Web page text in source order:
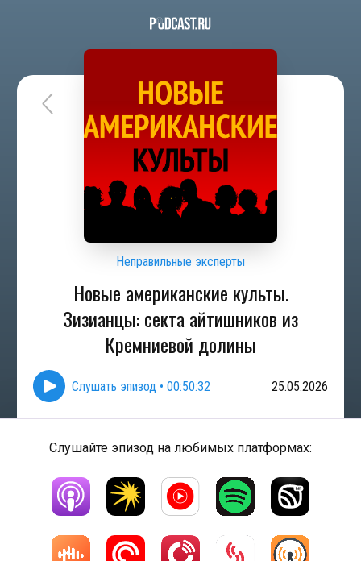
Неправильные эксперты
Новые американские культы.
Зизианцы: секта айтишников из
Кремниевой долины
Слушать эпизод • 00:50:32 25.05.2026
Слушайте эпизод на любимых платформах: